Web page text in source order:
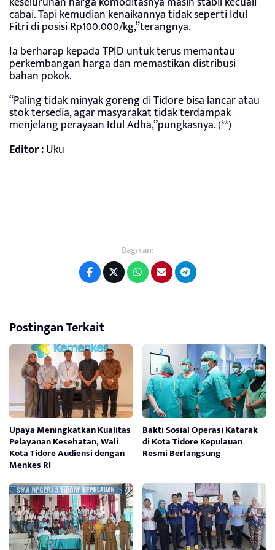
cabai. Tapi kemudian kenaikannya tidak seperti Idul
Fitri di posisi Rp100.000/kg,”terangnya.
Ia berharap kepada TPID untuk terus memantau
perkembangan harga dan memastikan distribusi
bahan pokok.
“Paling tidak minyak goreng di Tidore bisa lancar atau
stok tersedia, agar masyarakat tidak terdampak
menjelang perayaan Idul Adha,”pungkasnya. (**)
Editor :Uku
Bagikan:
Postingan Terkait
Upaya Meningkatkan Kualitas
Pelayanan Kesehatan, Wali
Kota Tidore Audiensi dengan
Menkes RI
Bakti Sosial Operasi Katarak
di Kota Tidore Kepulauan
Resmi Berlangsung